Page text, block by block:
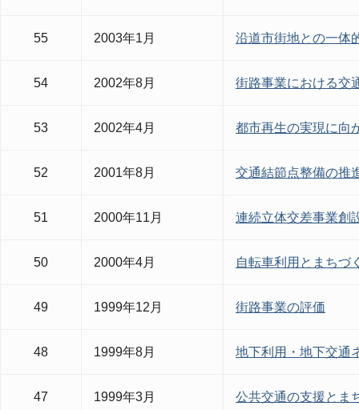
55 2003年1月 沿道市街地との一体
54 2002年8月 街路事業における交
53 2002年4月 都市再生の実現に向
52 2001年8月 交通結節点整備の推
51 2000年11月 連続立体交差事業創
50 2000年4月 自転車利用とまちづ
49 1999年12月 街路事業の評価
48 1999年8月 地下利用・地下交通
47 1999年3月 公共交通の支援とま